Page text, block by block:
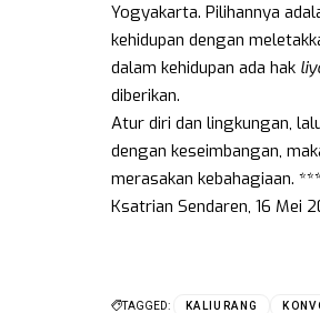
Yogyakarta. Pilihannya
kehidupan dengan
dalam kehidupan ada hak
diberikan.
Atur diri dan lingkungan,
dengan keseimbangan,
merasakan kebahagiaan. ***
Ksatrian Sendaren, 16 Mei
TAGGED: KALIURANG